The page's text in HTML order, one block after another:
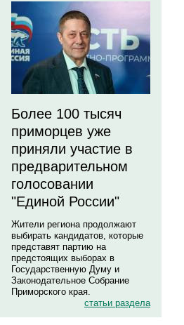
Более 100 тысяч
приморцев уже
приняли участие в
предварительном
голосовании
"Единой России"
Жители региона продолжают
выбирать кандидатов, которые
представят партию на
предстоящих выборах в
Государственную Думу и
Законодательное Собрание
Приморского края.
статьи раздела